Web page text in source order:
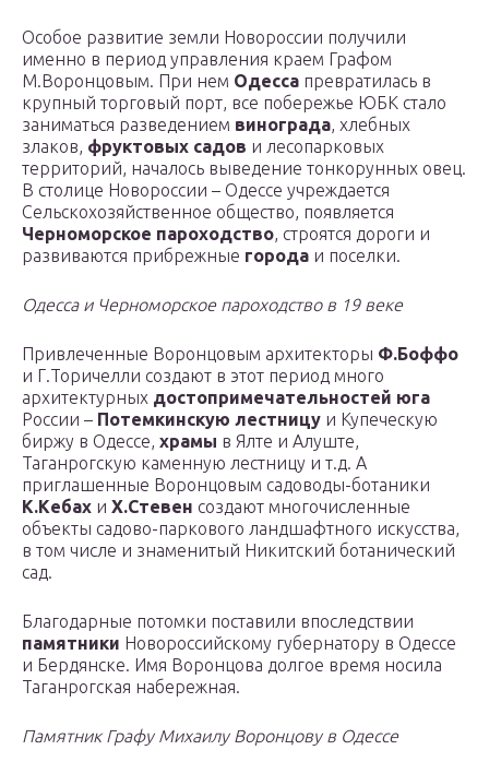
Особое развитие земли Новороссии получили
именно в период управления краем Графом
М.Воронцовым. При нем Одесса превратилась в
крупный торговый порт, все побережье ЮБК стало
заниматься разведением винограда, хлебных
злаков, фруктовых садов и лесопарковых
территорий, началось выведение тонкорунных овец.
В столице Новороссии – Одессе учреждается
Сельскохозяйственное общество, появляется
Черноморское пароходство, строятся дороги и
развиваются прибрежные города и поселки.
Одесса и Черноморское пароходство в 19 веке
Привлеченные Воронцовым архитекторы Ф.Боффо
и Г.Торичелли создают в этот период много
архитектурных достопримечательностей юга
России – Потемкинскую лестницу и Купеческую
биржу в Одессе, храмы в Ялте и Алуште,
Таганрогскую каменную лестницу и т.д. А
приглашенные Воронцовым садоводы-ботаники
К.Кебах и Х.Стевен создают многочисленные
объекты садово-паркового ландшафтного искусства,
в том числе и знаменитый Никитский ботанический
сад.
Благодарные потомки поставили впоследствии
памятники Новороссийскому губернатору в Одессе
и Бердянске. Имя Воронцова долгое время носила
Таганрогская набережная.
Памятник Графу Михаилу Воронцову в Одессе